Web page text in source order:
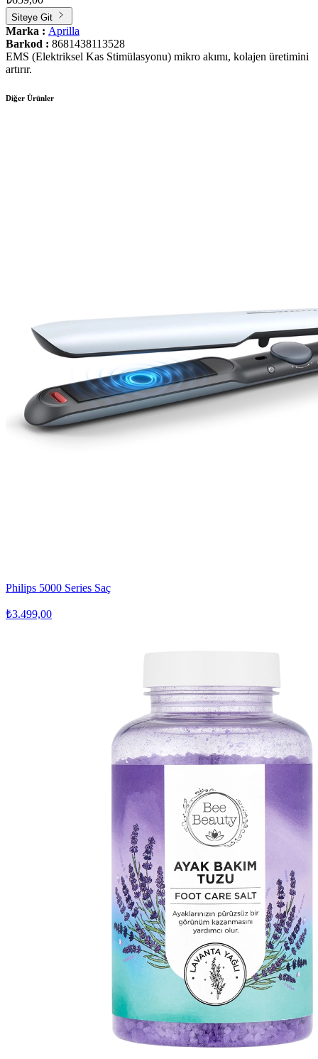
Siteye Git
Marka : Aprilla
Barkod : 8681438113528
EMS (Elektriksel Kas Stimülasyonu) mikro akımı, kolajen üretimini
artırır.
Diğer Ürünler
Philips 5000 Series Saç
₺3.499,00